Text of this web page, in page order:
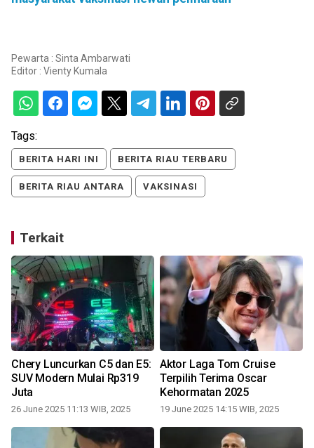
Pewarta : Sinta Ambarwati
Editor : Vienty Kumala
Tags:
BERITA HARI INI BERITA RIAU TERBARU
BERITA RIAU ANTARA VAKSINASI
Terkait
Chery Luncurkan C5 dan E5:
SUV Modern Mulai Rp319
Juta
26 June 2025 11:13 WIB, 2025
Aktor Laga Tom Cruise
Terpilih Terima Oscar
Kehormatan 2025
19 June 2025 14:15 WIB, 2025